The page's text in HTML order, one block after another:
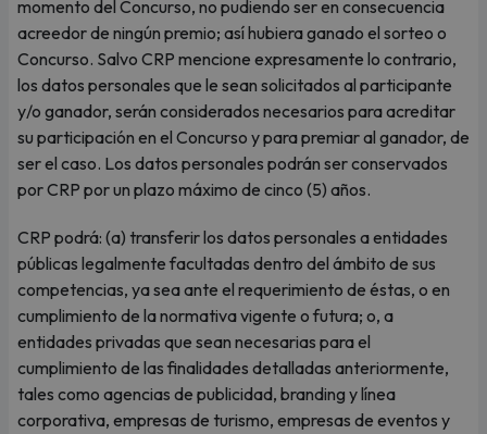
momento del Concurso, no pudiendo ser en consecuencia
acreedor de ningún premio; así hubiera ganado el sorteo o
Concurso. Salvo CRP mencione expresamente lo contrario,
los datos personales que le sean solicitados al participante
y/o ganador, serán considerados necesarios para acreditar
su participación en el Concurso y para premiar al ganador, de
ser el caso. Los datos personales podrán ser conservados
por CRP por un plazo máximo de cinco (5) años.
CRP podrá: (a) transferir los datos personales a entidades
públicas legalmente facultadas dentro del ámbito de sus
competencias, ya sea ante el requerimiento de éstas, o en
cumplimiento de la normativa vigente o futura; o, a
entidades privadas que sean necesarias para el
cumplimiento de las finalidades detalladas anteriormente,
tales como agencias de publicidad, branding y línea
corporativa, empresas de turismo, empresas de eventos y